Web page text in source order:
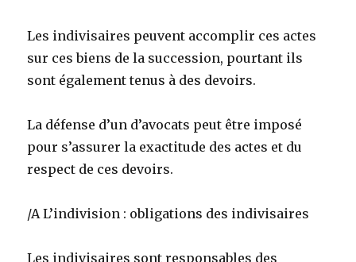
Les indivisaires peuvent accomplir ces actes
sur ces biens de la succession, pourtant ils
sont également tenus à des devoirs.
La défense d’un d’avocats peut être imposé
pour s’assurer la exactitude des actes et du
respect de ces devoirs.
/A L’indivision : obligations des indivisaires
Les indivisaires sont responsables des